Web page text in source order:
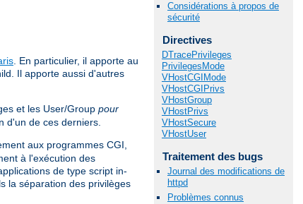
. En particulier, il apporte au
Il apporte aussi d'autres
et les User/Group pour
d'un de ces derniers.
aux programmes CGI,
à l'exécution des
de type script in-
la séparation des privilèges
Considérations à propos de
sécurité
Directives
DTracePrivileges
PrivilegesMode
VHostCGIMode
VHostCGIPrivs
VHostGroup
VHostPrivs
VHostSecure
VHostUser
Traitement des bugs
Journal des modifications de
httpd
Problèmes connus